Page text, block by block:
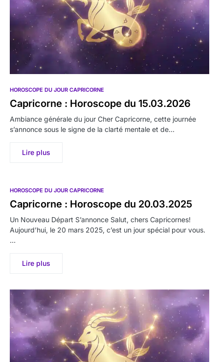
HOROSCOPE DU JOUR CAPRICORNE
Capricorne : Horoscope du 15.03.2026
Ambiance générale du jour Cher Capricorne, cette journée
s’annonce sous le signe de la clarté mentale et de…
Lire plus
HOROSCOPE DU JOUR CAPRICORNE
Capricorne : Horoscope du 20.03.2025
Un Nouveau Départ S’annonce Salut, chers Capricornes!
Aujourd’hui, le 20 mars 2025, c’est un jour spécial pour vous.
…
Lire plus